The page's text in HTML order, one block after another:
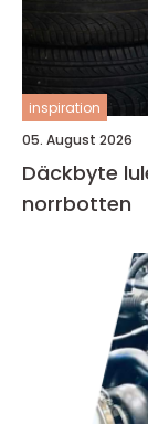
inspiration
05. August 2026
Däckbyte luleå tryggt grepp
norrbotten